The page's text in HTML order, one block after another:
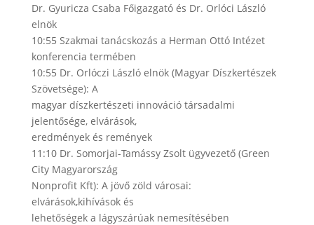
Dr. Gyuricza Csaba Főigazgató és Dr. Orlóci László
elnök
10:55 Szakmai tanácskozás a Herman Ottó Intézet
konferencia termében
10:55 Dr. Orlóczi László elnök (Magyar Díszkertészek
Szövetsége): A
magyar díszkertészeti innováció társadalmi
jelentősége, elvárások,
eredmények és remények
11:10 Dr. Somorjai-Tamássy Zsolt ügyvezető (Green
City Magyarország
Nonprofit Kft): A jövő zöld városai:
elvárások,kihívások és
lehetőségek a lágyszárúak nemesítésében